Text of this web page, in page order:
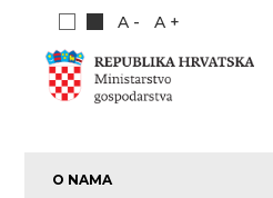
A - A +
O NAMA